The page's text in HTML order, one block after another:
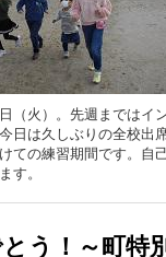
（火）。先週まではイ
日は久しぶりの全校出
ての練習期間です。自
す。
う！～町特